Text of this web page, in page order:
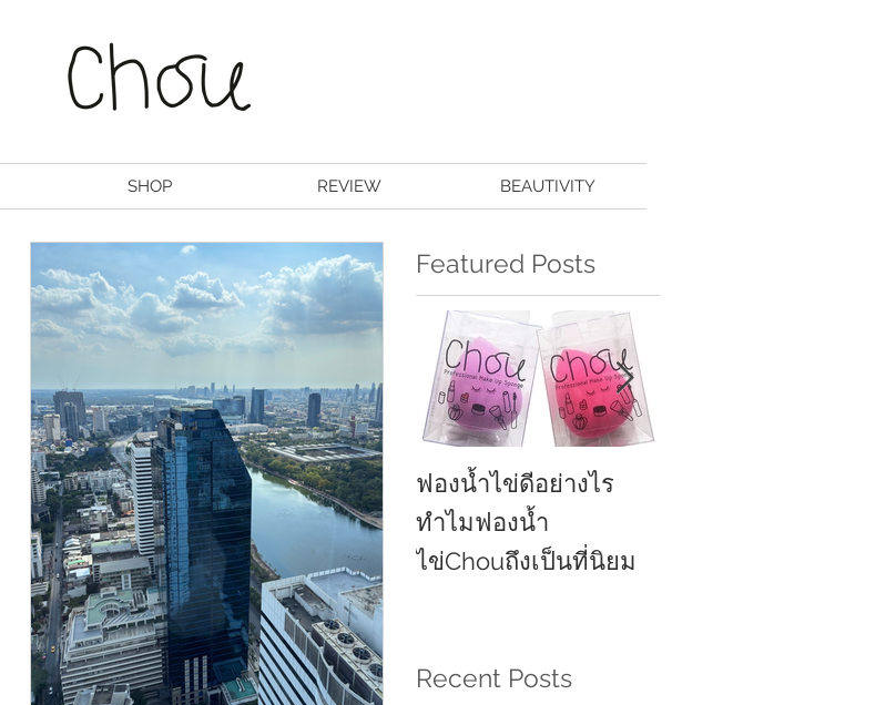
Featured Posts
ฟองน้ำไข่ดีอย่างไร
ทำไมฟองน้ำ
ไข่Chouถึงเป็นที่นิยม
Recent Posts
SHOP REVIEW BEAUTIVITY